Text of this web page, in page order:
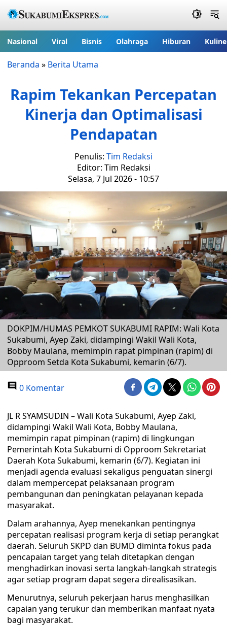
Nasional Viral Bisnis Olahraga Hiburan
Beranda » Berita Utama
Rapim Tekankan Percepatan
Kinerja dan Optimalisasi
Pendapatan
Penulis: Tim Redaksi
Editor: Tim Redaksi
Selasa, 7 Jul 2026 - 10:57
DOKPIM/HUMAS PEMKOT SUKABUMI RAPIM: Wali Kota
Sukabumi, Ayep Zaki, didampingi Wakil Wali Kota,
Bobby Maulana, memimpin rapat pimpinan (rapim) di
Opproom Setda Kota Sukabumi, kemarin (6/7).
0 Komentar
JL R SYAMSUDIN – Wali Kota Sukabumi, Ayep Zaki,
didampingi Wakil Wali Kota, Bobby Maulana,
memimpin rapat pimpinan (rapim) di lingkungan
Pemerintah Kota Sukabumi di Opproom Sekretariat
Daerah Kota Sukabumi, kemarin (6/7). Kegiatan ini
menjadi agenda evaluasi sekaligus penguatan sinergi
dalam mempercepat pelaksanaan program
pembangunan dan peningkatan pelayanan kepada
masyarakat.
Dalam arahannya, Ayep menekankan pentingnya
percepatan realisasi program kerja di setiap perangkat
daerah. Seluruh SKPD dan BUMD diminta fokus pada
pencapaian target yang telah ditetapkan dengan
menghadirkan inovasi serta langkah-langkah strategis
agar setiap program dapat segera direalisasikan.
Menurutnya, seluruh pekerjaan harus menghasilkan
capaian yang terukur dan memberikan manfaat nyata
bagi masyarakat.